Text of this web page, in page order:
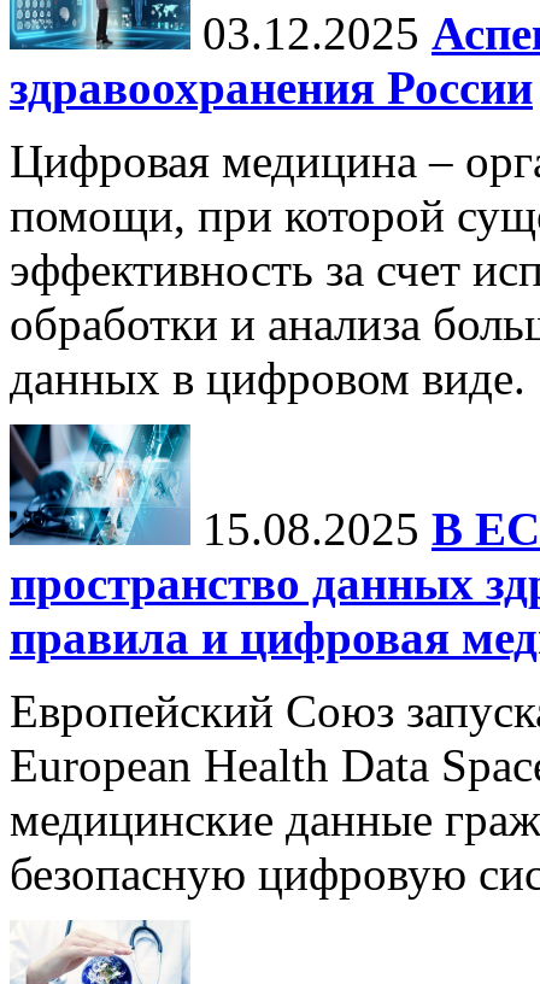
03.12.2025
здравоохранения России
Цифровая медицина –
помощи, при которой
эффективность за счет
обработки и анализа
данных в цифровом виде.
15.08.2025 В ЕС
пространство данных
правила и цифровая
Европейский Союз
European Health Data
медицинские данные
безопасную цифровую